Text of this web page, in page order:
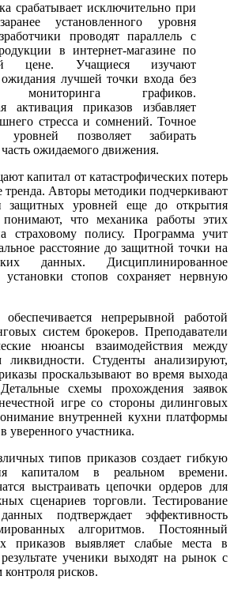
срабатывает исключительно при
установленного уровня
проводят параллель с
в интернет-магазине по
цене. Учащиеся изучают
лучшей точки входа без
мониторинга графиков.
активация приказов избавляет
стресса и сомнений. Точное
уровней позволяет забирать
ожидаемого движения.
капитал от катастрофических потерь
тренда. Авторы методики подчеркивают
защитных уровней еще до открытия
что механика работы этих
страховому полису. Программа учит
расстояние до защитной точки на
данных. Дисциплинированное
стопов сохраняет нервную
непрерывной работой
систем брокеров. Преподаватели
нюансы взаимодействия между
Студенты анализируют,
проскальзывают во время выхода
схемы прохождения заявок
игре со стороны дилинговых
внутренней кухни платформы
уверенного участника.
типов приказов создает гибкую
капиталом в реальном времени.
выстраивать цепочки ордеров для
сценариев торговли. Тестирование
подтверждает эффективность
алгоритмов. Постоянный
приказов выявляет слабые места в
ученики выходят на рынок с
рисков.